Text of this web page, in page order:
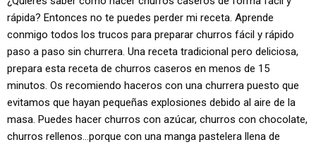
rápida? Entonces no te puedes perder mi receta. Aprende
conmigo todos los trucos para preparar churros fácil y rápido
paso a paso sin churrera. Una receta tradicional pero deliciosa,
prepara esta receta de churros caseros en menos de 15
minutos. Os recomiendo haceros con una churrera puesto que
evitamos que hayan pequeñas explosiones debido al aire de la
masa. Puedes hacer churros con azúcar, churros con chocolate,
churros rellenos…porque con una manga pastelera llena de